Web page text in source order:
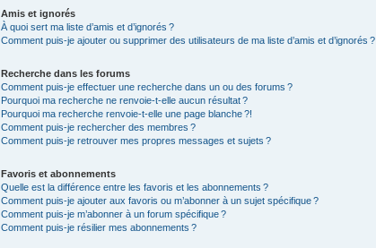
Amis et ignorés
À quoi sert ma liste d’amis et d’ignorés ?
Comment puis-je ajouter ou supprimer des utilisateurs de ma liste d’amis et d’ignorés ?
Recherche dans les forums
Comment puis-je effectuer une recherche dans un ou des forums ?
Pourquoi ma recherche ne renvoie-t-elle aucun résultat ?
Pourquoi ma recherche renvoie-t-elle une page blanche ?!
Comment puis-je rechercher des membres ?
Comment puis-je retrouver mes propres messages et sujets ?
Favoris et abonnements
Quelle est la différence entre les favoris et les abonnements ?
Comment puis-je ajouter aux favoris ou m’abonner à un sujet spécifique ?
Comment puis-je m’abonner à un forum spécifique ?
Comment puis-je résilier mes abonnements ?